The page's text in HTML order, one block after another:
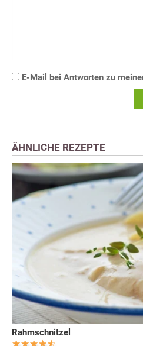
E-Mail bei Antworten zu
ÄHNLICHE REZEPTE
Rahmschnitzel